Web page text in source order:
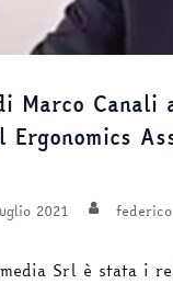
Marco Canali
2021 federico
Srl è stata i